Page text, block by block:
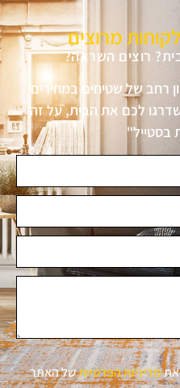
מרוצים
רוצים השראה?
רחב של שטיחים במחירים
לכם את הבית, על זה
בסטייל"
אתמדיניות הפרטיותשל האתר